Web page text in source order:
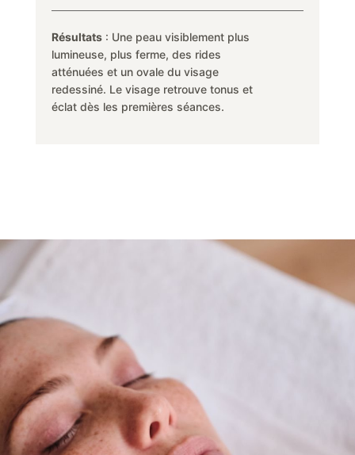
Résultats: Une peau visiblement plus
lumineuse, plus ferme, des rides
atténuées et un ovale du visage
redessiné. Le visage retrouve tonus et
éclat dès les premières séances.